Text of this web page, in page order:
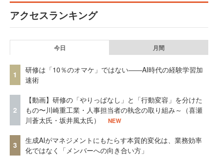
アクセスランキング
今日 月間
1
研修は「10％のオマケ」ではない——AI時代の経験学習加
速術
2
【動画】研修の「やりっぱなし」と「行動変容」を分けた
もの〜川崎重工業・人事担当者の執念の取り組み～（喜瀬
川蒼太氏・坂井風太氏）
NEW
3
生成AIがマネジメントにもたらす本質的変化は、業務効率
化ではなく「メンバーへの向き合い方」